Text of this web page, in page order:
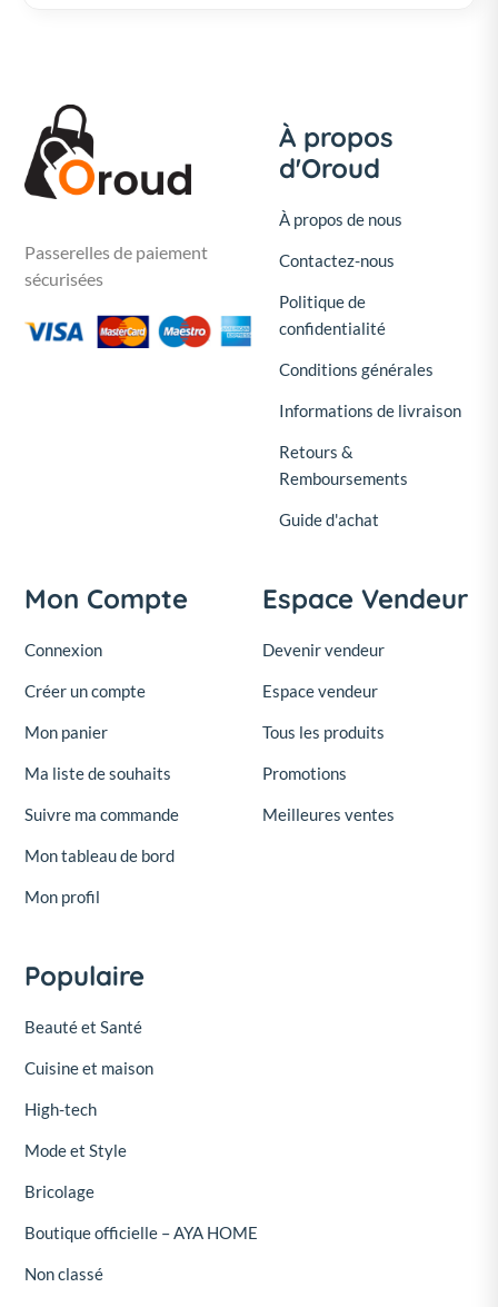
Passerelles de paiement
sécurisées
À propos
d'Oroud
À propos de nous
Contactez-nous
Politique de
confidentialité
Conditions générales
Informations de livraison
Retours &
Remboursements
Guide d'achat
Mon Compte
Connexion
Créer un compte
Mon panier
Ma liste de souhaits
Suivre ma commande
Mon tableau de bord
Mon profil
Espace Vendeur
Devenir vendeur
Espace vendeur
Tous les produits
Promotions
Meilleures ventes
Populaire
Beauté et Santé
Cuisine et maison
High-tech
Mode et Style
Bricolage
Boutique officielle – AYA HOME
Non classé